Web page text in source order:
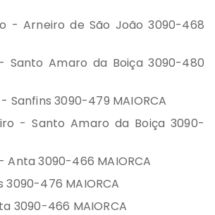
- Arneiro de São João 3090-468
Santo Amaro da Boiça 3090-480
Sanfins 3090-479 MAIORCA
- Santo Amaro da Boiça 3090-
Anta 3090-466 MAIORCA
3090-476 MAIORCA
3090-466 MAIORCA